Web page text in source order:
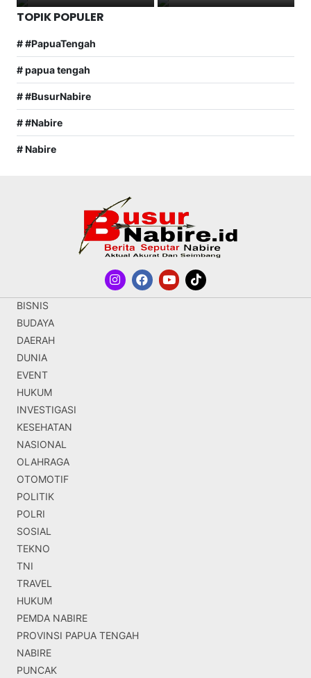
TOPIK POPULER
# #PapuaTengah
# papua tengah
# #BusurNabire
# #Nabire
# Nabire
BISNIS
BUDAYA
DAERAH
DUNIA
EVENT
HUKUM
INVESTIGASI
KESEHATAN
NASIONAL
OLAHRAGA
OTOMOTIF
POLITIK
POLRI
SOSIAL
TEKNO
TNI
TRAVEL
HUKUM
PEMDA NABIRE
PROVINSI PAPUA TENGAH
NABIRE
PUNCAK